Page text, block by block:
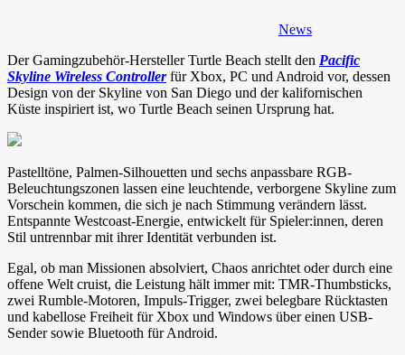
News
Der Gamingzubehör-Hersteller Turtle Beach stellt den Pacific
Skyline Wireless Controllerfür Xbox, PC und Android vor, dessen
Design von der Skyline von San Diego und der kalifornischen
Küste inspiriert ist, wo Turtle Beach seinen Ursprung hat.
Pastelltöne, Palmen-Silhouetten und sechs anpassbare RGB-
Beleuchtungszonen lassen eine leuchtende, verborgene Skyline zum
Vorschein kommen, die sich je nach Stimmung verändern lässt.
Entspannte Westcoast-Energie, entwickelt für Spieler:innen, deren
Stil untrennbar mit ihrer Identität verbunden ist.
Egal, ob man Missionen absolviert, Chaos anrichtet oder durch eine
offene Welt cruist, die Leistung hält immer mit: TMR-Thumbsticks,
zwei Rumble-Motoren, Impuls-Trigger, zwei belegbare Rücktasten
und kabellose Freiheit für Xbox und Windows über einen USB-
Sender sowie Bluetooth für Android.